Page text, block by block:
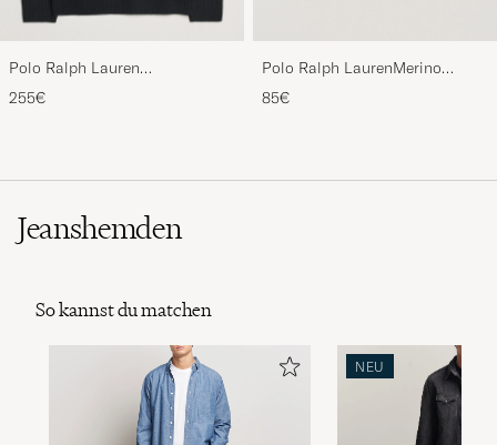
Polo Ralph Lauren
Wool/Cashmere Cable Half Zip
Polo Black
255€
Polo Ralph LaurenMerino
BeanieHunter Navy
85€
Jeanshemden
So kannst du matchen
NEU